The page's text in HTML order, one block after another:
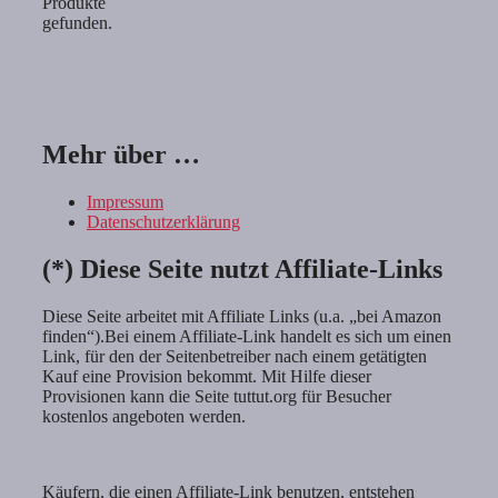
gefunden.
Mehr über …
Impressum
Datenschutzerklärung
(*) Diese Seite nutzt Affiliate-Links
Diese Seite arbeitet mit Affiliate Links (u.a. „bei Amazon
finden“).Bei einem Affiliate-Link handelt es sich um einen
Link, für den der Seitenbetreiber nach einem getätigten
Kauf eine Provision bekommt. Mit Hilfe dieser
Provisionen kann die Seite tuttut.org für Besucher
kostenlos angeboten werden.
Käufern, die einen Affiliate-Link benutzen, entstehen